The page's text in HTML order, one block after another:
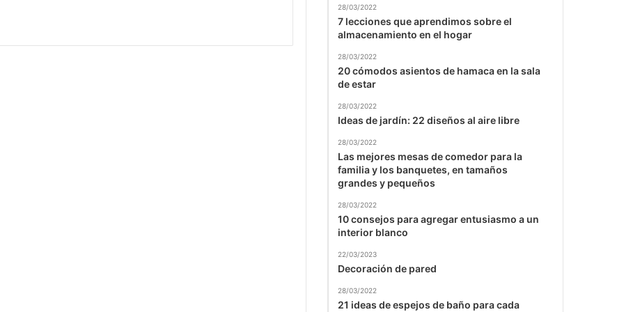
28/03/2022
7 lecciones que aprendimos sobre el
almacenamiento en el hogar
28/03/2022
20 cómodos asientos de hamaca en la sala
de estar
28/03/2022
Ideas de jardín: 22 diseños al aire libre
28/03/2022
Las mejores mesas de comedor para la
familia y los banquetes, en tamaños
grandes y pequeños
28/03/2022
10 consejos para agregar entusiasmo a un
interior blanco
22/03/2023
Decoración de pared
28/03/2022
21 ideas de espejos de baño para cada